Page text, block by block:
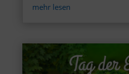
mehr lesen